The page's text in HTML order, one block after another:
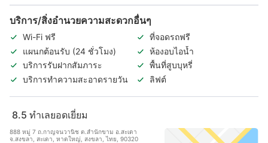
บริการ/สิ่งอำนวยความสะดวกอื่นๆ
Wi-Fi ฟรี
ที่จอดรถฟรี
แผนกต้อนรับ (24 ชั่วโมง)
ห้องอบไอน้ำ
บริการรับฝากสัมภาระ
พื้นที่สูบบุหรี่
บริการทำความสะอาดรายวัน
ลิฟต์
8.5 ทำเลยอดเยี่ยม
888 หมู่ 7 ถ.กาญจนวานิช ต.สำนักขาม อ.สะเดา
จ.สงขลา, สะเดา, หาดใหญ่, สงขลา, ไทย, 90320